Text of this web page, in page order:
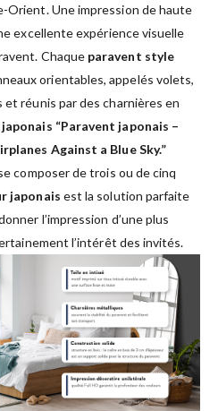
Orient. Une impression de haute
excellente expérience visuelle
Chaque paravent style
orientables, appelés volets,
et réunis par des charnières en
“Paravent japonais –
Against a Blue Sky.”
composer de trois ou de cinq
japonais est la solution parfaite
l’impression d’une plus
l’intérêt des invités.